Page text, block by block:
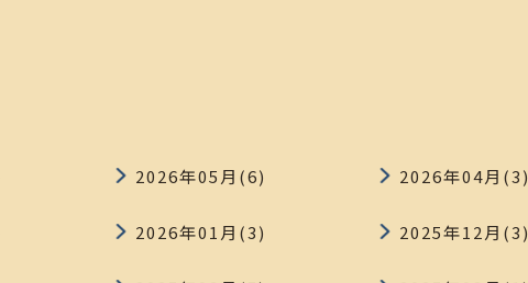
2026年05月(6) 2026年04月(3)
2026年01月(3) 2025年12月(3)